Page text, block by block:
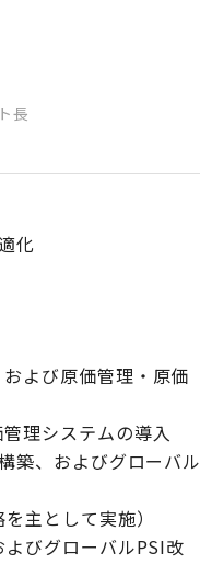
長
化
よび原価管理・原価
理システムの導入
築、およびグローバル
主として実施）
よびグローバルPSI改